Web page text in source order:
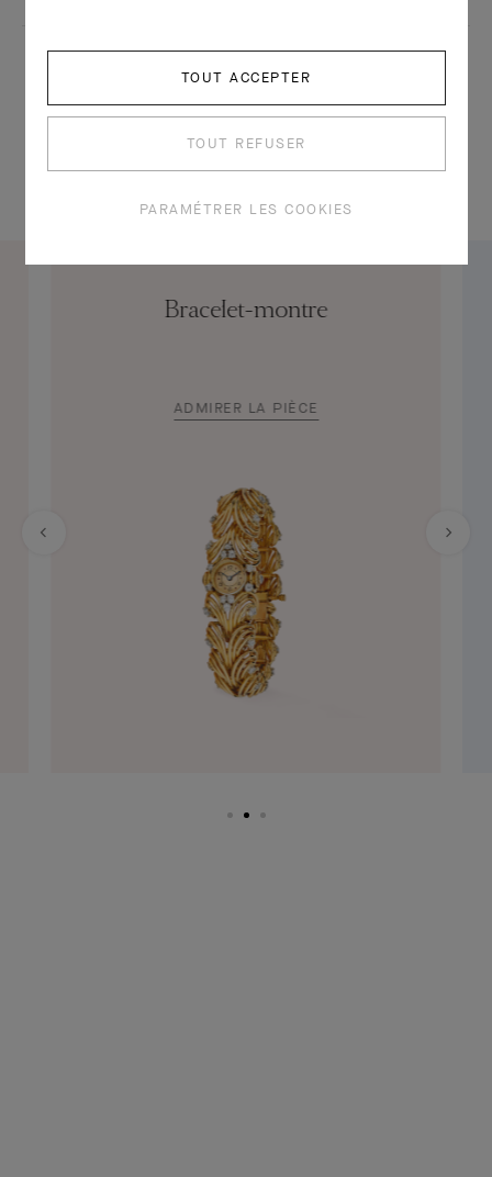
À LA MÊME PÉRIODE
Bracelet-montre
ADMIRER LA PIÈCE
TOUT ACCEPTER
TOUT REFUSER
PARAMÉTRER LES COOKIES